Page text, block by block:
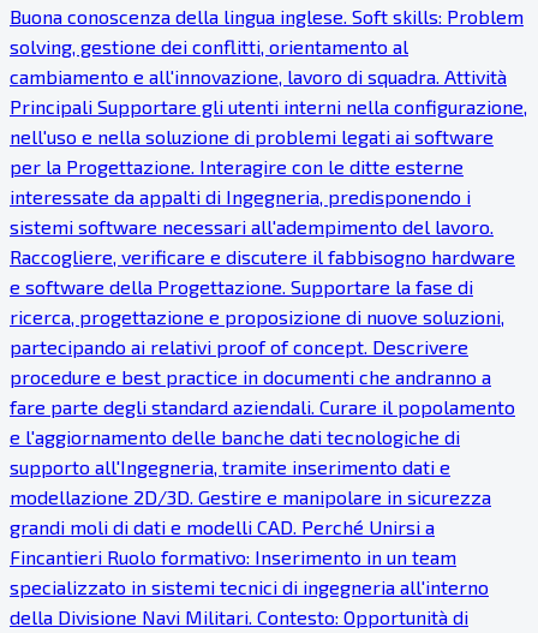
Buona conoscenza della lingua inglese. Soft skills: Problem
solving, gestione dei conflitti, orientamento al
cambiamento e all'innovazione, lavoro di squadra. Attività
Principali Supportare gli utenti interni nella configurazione,
nell'uso e nella soluzione di problemi legati ai software
per la Progettazione. Interagire con le ditte esterne
interessate da appalti di Ingegneria, predisponendo i
sistemi software necessari all'adempimento del lavoro.
Raccogliere, verificare e discutere il fabbisogno hardware
e software della Progettazione. Supportare la fase di
ricerca, progettazione e proposizione di nuove soluzioni,
partecipando ai relativi proof of concept. Descrivere
procedure e best practice in documenti che andranno a
fare parte degli standard aziendali. Curare il popolamento
e l'aggiornamento delle banche dati tecnologiche di
supporto all'Ingegneria, tramite inserimento dati e
modellazione 2D/3D. Gestire e manipolare in sicurezza
grandi moli di dati e modelli CAD. Perché Unirsi a
Fincantieri Ruolo formativo: Inserimento in un team
specializzato in sistemi tecnici di ingegneria all'interno
della Divisione Navi Militari. Contesto: Opportunità di